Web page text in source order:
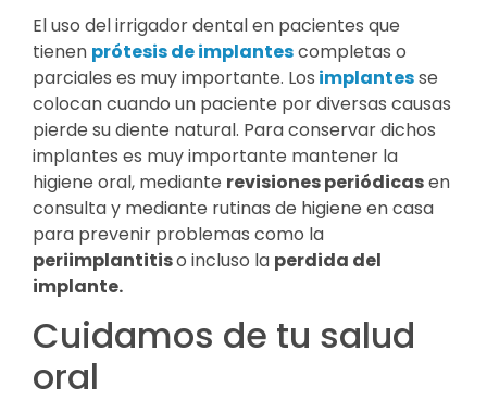
El uso del irrigador dental en pacientes que
tienen prótesis de implantescompletas o
parciales es muy importante. Los implantesse
colocan cuando un paciente por diversas causas
pierde su diente natural. Para conservar dichos
implantes es muy importante mantener la
higiene oral, mediante revisiones periódicasen
consulta y mediante rutinas de higiene en casa
para prevenir problemas como la
periimplantitiso incluso la perdida del
implante.
Cuidamos de tu salud
oral